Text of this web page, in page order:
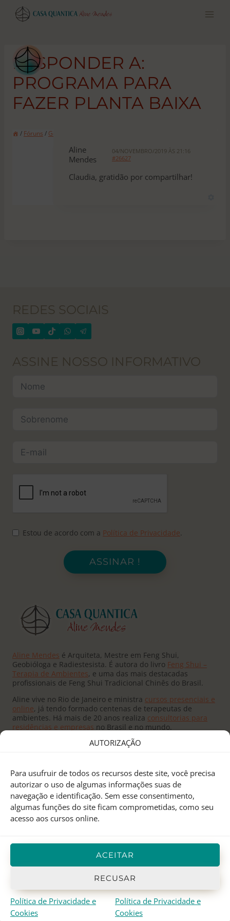
AUTORIZAÇÃO
Para usufruir de todos os recursos deste site, você precisa
autorizar o uso de algumas informações suas de
navegação e identificação. Sem esse consentimento,
algumas funções do site ficam comprometidas, como seu
acesso aos cursos online.
ACEITAR
RECUSAR
Política de Privacidade e
Cookies
Política de Privacidade e
Cookies
Pular
para
RESPONDER A:
PROGRAMA PARA
FAZER PLANTA BAIXA
/ Fóruns / Geral
Aline
Mendes
04/NOVEMBRO/2019 ÀS 21:16
#26627
Claudia, gratidão por compartilhar!
REDES SOCIAIS
ASSINE NOSSO INFORMATIVO
Estou de acordo com a Política de Privacidade.
ASSINAR !
Aline Mendes é Arquiteta, Mestre em Feng Shui,
Geobióloga e Radiestesista. É autora do livro Feng Shui –
Terapia de Ambientes, e uma das mais destacadas
profissionais de Feng Shui Tradicional Chinês do Brasil.
Aline vive no Rio de Janeiro e ministra cursos presenciais e
online, já tendo formado centenas de terapeutas de
ambientes. Há mais de 20 anos realiza consultorias para
residências e empresas no Brasil e no mundo.
Fundado pelo Mestre Joseph Yu no Canadá, o
Feng Shui
Research Centeré um centro de pesquisas e treinamento
em Feng Shui Tradicional Chinês, Astrologia Chinesa e I
Aline Mendesrepresenta o FSRC no Brasil desde 2000, e
título de Mestre
únicaMentora Oficialdo FSRC em língua portuguesa.
© 1998-2026 Aline Mendes · Casa Quantica